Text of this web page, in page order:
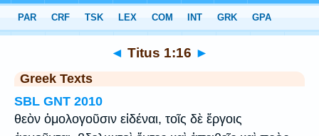
Greek> Titus 1:16
◄ Titus 1:16 ►
Greek Texts
SBL GNT 2010
θεὸν ὁμολογοῦσιν εἰδέναι, τοῖς δὲ ἔργοις